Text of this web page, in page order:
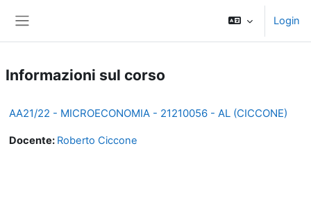
Login
Informazioni sul corso
AA21/22 - MICROECONOMIA - 21210056 - AL (CICCONE)
Docente: Roberto Ciccone